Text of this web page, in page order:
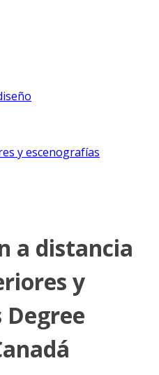
y escenografías
a distancia
y